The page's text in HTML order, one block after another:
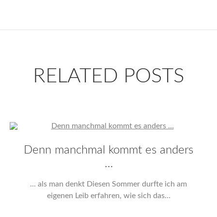
RELATED POSTS
Denn manchmal kommt es anders
…
... als man denkt Diesen Sommer durfte ich am
eigenen Leib erfahren, wie sich das…